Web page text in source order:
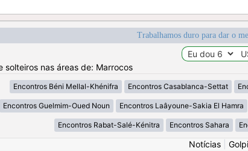
Trabalhamos duro para dar o
solteiros nas áreas de: Marrocos
Encontros Béni Mellal-Khénifra Encontros Casablanca-Settat
Encontros Guelmim-Oued Noun Encontros Laâyoune-Sakia El Hamra
Encontros Rabat-Salé-Kénitra Encontros Sahara
Notícias